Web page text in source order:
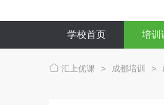
学校首页 培训
汇上优课 > 成都培训 >